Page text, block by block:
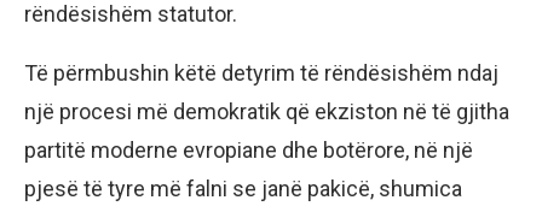
rëndësishëm statutor.
Të përmbushin këtë detyrim të rëndësishëm ndaj
një procesi më demokratik që ekziston në të gjitha
partitë moderne evropiane dhe botërore, në një
pjesë të tyre më falni se janë pakicë, shumica